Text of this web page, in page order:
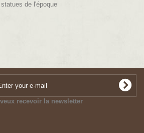
de l'époque
recevoir la newsletter